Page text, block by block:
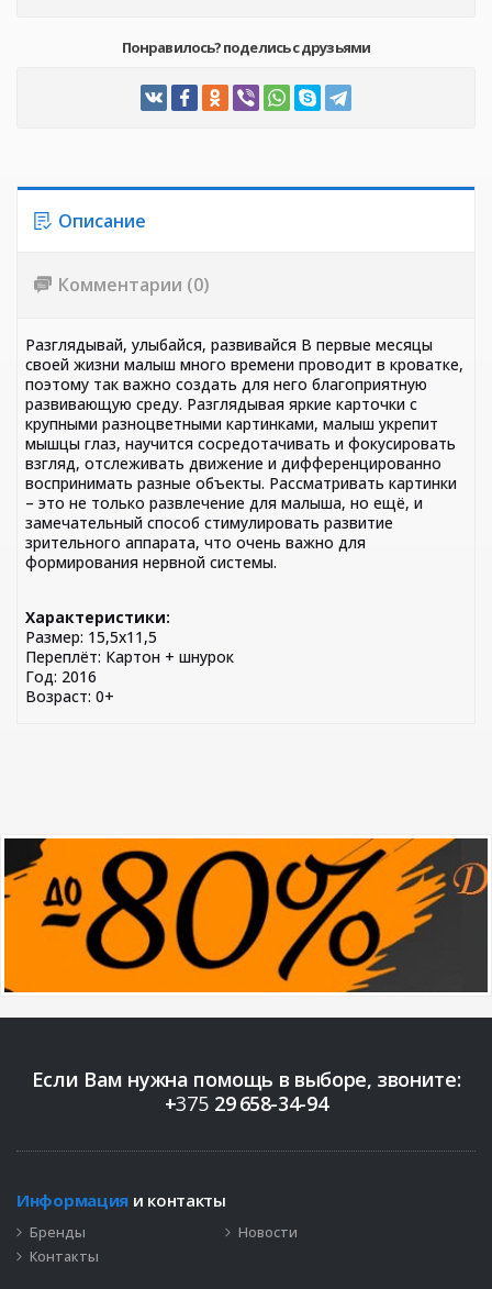
Понравилось? поделись с друзьями
Описание
Комментарии (0)
Разглядывай, улыбайся, развивайся В первые месяцы
своей жизни малыш много времени проводит в кроватке,
поэтому так важно создать для него благоприятную
развивающую среду. Разглядывая яркие карточки с
крупными разноцветными картинками, малыш укрепит
мышцы глаз, научится сосредотачивать и фокусировать
взгляд, отслеживать движение и дифференцированно
воспринимать разные объекты. Рассматривать картинки
– это не только развлечение для малыша, но ещё, и
замечательный способ стимулировать развитие
зрительного аппарата, что очень важно для
формирования нервной системы.
Характеристики:
Размер: 15,5х11,5
Переплёт: Картон + шнурок
Год: 2016
Возраст: 0+
Если Вам нужна помощь в выборе, звоните:
+375 29658-34-94
Информация и контакты
Бренды
Новости
Контакты